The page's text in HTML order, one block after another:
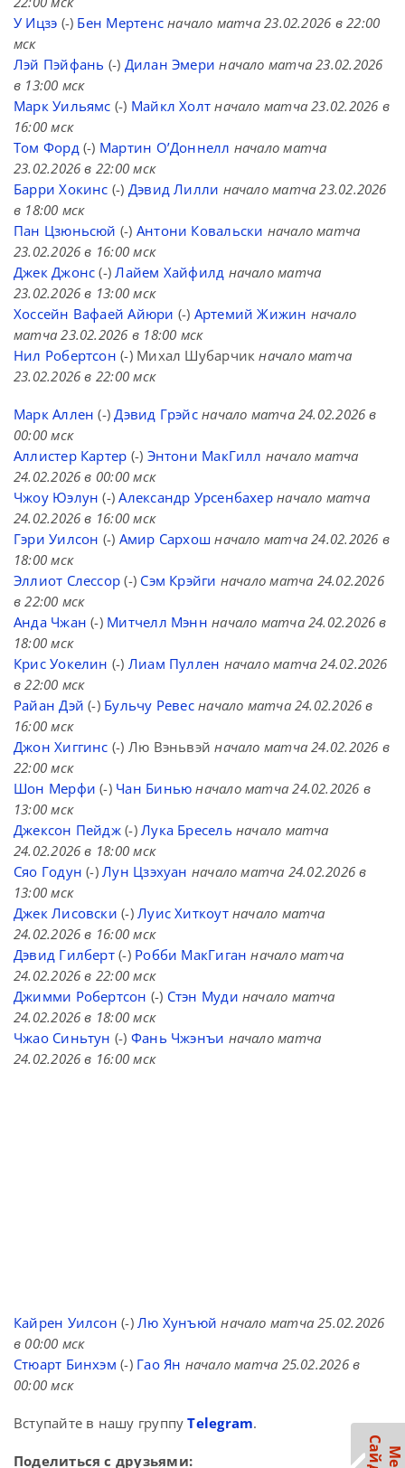
У Ицзэ (-) Бен Мертенс начало матча 23.02.2026 в 22:00
мск
Лэй Пэйфань (-) Дилан Эмери начало матча 23.02.2026
в 13:00 мск
Марк Уильямс (-) Майкл Холт начало матча 23.02.2026 в
16:00 мск
Том Форд(-) Мартин О’Доннелл начало матча
23.02.2026 в 22:00 мск
Барри Хокинс (-) Дэвид Лилли начало матча 23.02.2026
в 18:00 мск
Пан Цзюньсюй (-) Антони Ковальски начало матча
23.02.2026 в 16:00 мск
Джек Джонс (-)Лайем Хайфилд начало матча
23.02.2026 в 13:00 мск
Хоссейн Вафаей Айюри (-) Артемий Жижин начало
матча 23.02.2026 в 18:00 мск
Нил Робертсон (-) Михал Шубарчикначало матча
23.02.2026 в 22:00 мск
Марк Аллен (-)Дэвид Грэйс начало матча 24.02.2026 в
00:00 мск
Аллистер Картер (-) Энтони МакГилл начало матча
24.02.2026 в 00:00 мск
Чжоу Юэлун (-)Александр Урсенбахер начало матча
24.02.2026 в 16:00 мск
Гэри Уилсон (-) Амир Сархош начало матча 24.02.2026 в
18:00 мск
Эллиот Слессор (-) Сэм Крэйги начало матча 24.02.2026
в 22:00 мск
Анда Чжан (-) Митчелл Мэнн начало матча 24.02.2026 в
18:00 мск
Крис Уокелин (-) Лиам Пуллен начало матча 24.02.2026
в 22:00 мск
Райан Дэй (-) Бульчу Ревес начало матча 24.02.2026 в
16:00 мск
Джон Хиггинс (-) Лю Вэньвэйначало матча 24.02.2026 в
22:00 мск
Шон Мерфи (-) Чан Бинью начало матча 24.02.2026 в
13:00 мск
Джексон Пейдж(-)Лука Бресель начало матча
24.02.2026 в 18:00 мск
Сяо Годун (-)Лун Цзэхуан начало матча 24.02.2026 в
13:00 мск
Джек Лисовски (-)Луис Хиткоут начало матча
24.02.2026 в 16:00 мск
Дэвид Гилберт(-) Робби МакГиган начало матча
24.02.2026 в 22:00 мск
Джимми Робертсон (-) Стэн Муди начало матча
24.02.2026 в 18:00 мск
Чжао Синьтун (-) Фань Чжэнъи начало матча
24.02.2026 в 16:00 мск
Кайрен Уилсон (-)Лю Хунъюй начало матча 25.02.2026
в 00:00 мск
Стюарт Бинхэм (-) Гао Ян начало матча 25.02.2026 в
00:00 мск
Вступайте в нашу группуTelegram.
Поделиться с друзьями: